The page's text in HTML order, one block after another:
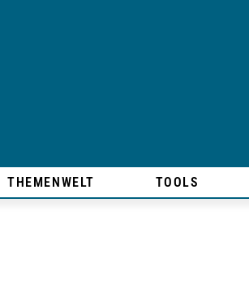
THEMENWELT TOOLS